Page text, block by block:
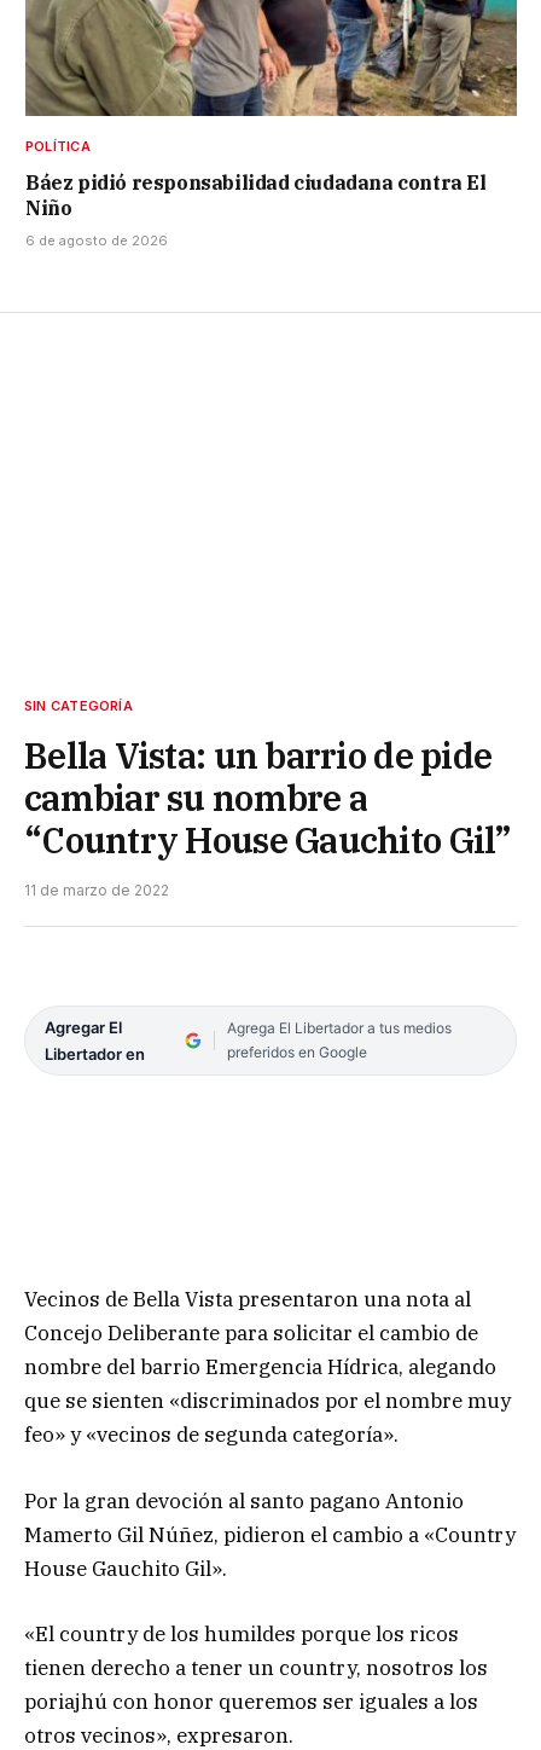
POLÍTICA
Báez pidió responsabilidad ciudadana contra El
Niño
6 de agosto de 2026
SIN CATEGORÍA
Bella Vista: un barrio de pide
cambiar su nombre a
“Country House Gauchito Gil”
11 de marzo de 2022
Agregar El
Libertador en
Agrega El Libertador a tus medios
preferidos en Google
Vecinos de Bella Vista presentaron una nota al
Concejo Deliberante para solicitar el cambio de
nombre del barrio Emergencia Hídrica, alegando
que se sienten «discriminados por el nombre muy
feo» y «vecinos de segunda categoría».
Por la gran devoción al santo pagano Antonio
Mamerto Gil Núñez, pidieron el cambio a «Country
House Gauchito Gil».
«El country de los humildes porque los ricos
tienen derecho a tener un country, nosotros los
poriajhú con honor queremos ser iguales a los
otros vecinos», expresaron.